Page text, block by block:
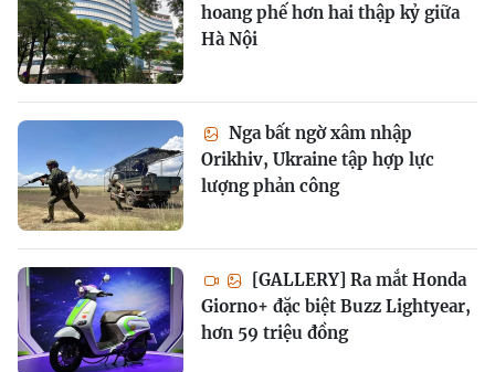
hoang phế hơn hai thập kỷ giữa
Hà Nội
Nga bất ngờ xâm nhập
Orikhiv, Ukraine tập hợp lực
lượng phản công
[GALLERY] Ra mắt Honda
Giorno+ đặc biệt Buzz Lightyear,
hơn 59 triệu đồng